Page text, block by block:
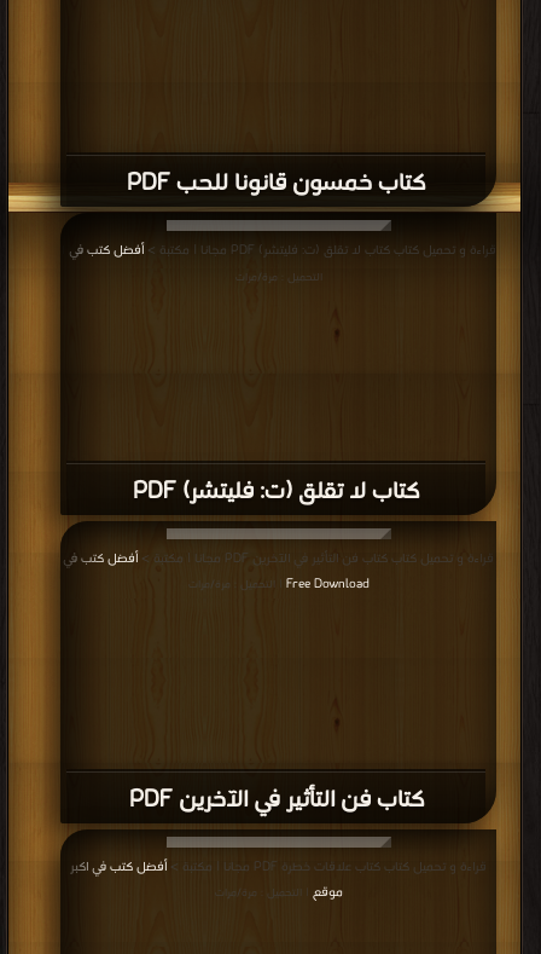
كتاب خمسون قانونا للحب PDF
كتاب لا تقلق (ت: فليتشر) PDF
قراءة و تحميل كتاب كتاب لا تقلق (ت: فليتشر) PDF مجانا | مكتبة > أفضل كتب في
التحميل : مرة/مرات
كتاب فن التأثير في الآخرين PDF
قراءة و تحميل كتاب كتاب فن التأثير في الآخرين PDF مجانا | مكتبة >
أفضل كتب في
Free Download | التحميل : مرة/مرات
قراءة و تحميل كتاب كتاب علاقات خطرة PDF مجانا | مكتبة >
أفضل كتب في اكبر
موقع
| التحميل : مرة/مرات